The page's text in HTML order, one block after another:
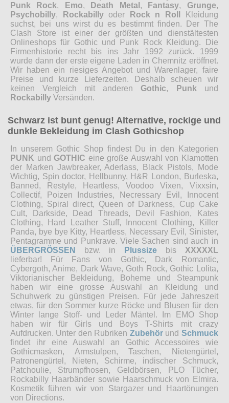
Punk Rock, Emo, Death Metal , Fantasy, Grunge,
Psychobilly, Rockabillyoder Rock n Roll
Kleidung
suchst, bei uns wirst du es bestimmt finden. Der The
Clash Store ist einer der größten und dienstältesten
Onlineshops für Gothic und Punk Rock Kleidung. Die
Firmenhistorie recht bis ins Jahr 1992 zurück. 1999
wurde dann der erste eigene Laden in Chemnitz eröffnet.
Wir haben ein riesiges Angebot und Warenlager, faire
Preise und kurze Lieferzeiten. Deshalb scheuen wir
keinen Vergleich mit anderen Gothic, Punk und
Rockabilly Versänden.
Schwarz ist bunt genug! Alternative, rockige und
dunkle Bekleidung im Clash Gothicshop
In unserem Gothic Shop findest Du in den Kategorien
PUNK und GOTHIC eine große Auswahl von Klamotten
der Marken Jawbreaker, Aderlass, Black Pistols, Mode
Wichtig, Spin doctor, Hellbunny, H&R London, Burleska,
Banned, Restyle, Heartless, Voodoo Vixen, Vixxsin,
Collectif, Poizen Industries, Necressary Evil, Innocent
Clothing, Spiral direct, Queen of Darkness, Cup Cake
Cult, Darkside, Dead Threads, Devil Fashion, Kates
Clothing, Hard Leather Stuff, Innocent Clothing, Killer
Panda, bye bye Kitty, Heartless, Necessary Evil, Sinister,
Pentagramme und Punkrave. Viele Sachen sind auch in
ÜBERGRÖSSEN
bzw. in Plussize bis XXXXXL
lieferbar! Für Fans von Gothic, Dark Romantic,
Cybergoth, Anime, Dark Wave, Goth Rock, Gothic Lolita,
Viktorianischer Bekleidung, Boheme und Steampunk
haben wir eine grosse Auswahl an Kleidung und
Schuhwerk zu günstigen Preisen. Für jede Jahreszeit
etwas, für den Sommer kurze Röcke und Blusen für den
Winter lange Stoff- und Leder Mäntel. Im EMO Shop
haben wir für Girls und Boys T-Shirts mit crazy
Aufdrucken. Unter den Rubriken Zubehörund Schmuck
findet ihr eine Auswahl an Gothic Accessoires wie
Gothicmasken, Armstulpen, Taschen, Nietengürtel,
Patronengürtel, Nieten, Schirme, indischer Schmuck,
Patchoulie, Strumpfhosen, Geldbörsen, PLO Tücher,
Rockabilly Haarbänder sowie Haarschmuck von Elmira.
Kosmetik führen wir von Stargazer und Haartönungen
von Directions.